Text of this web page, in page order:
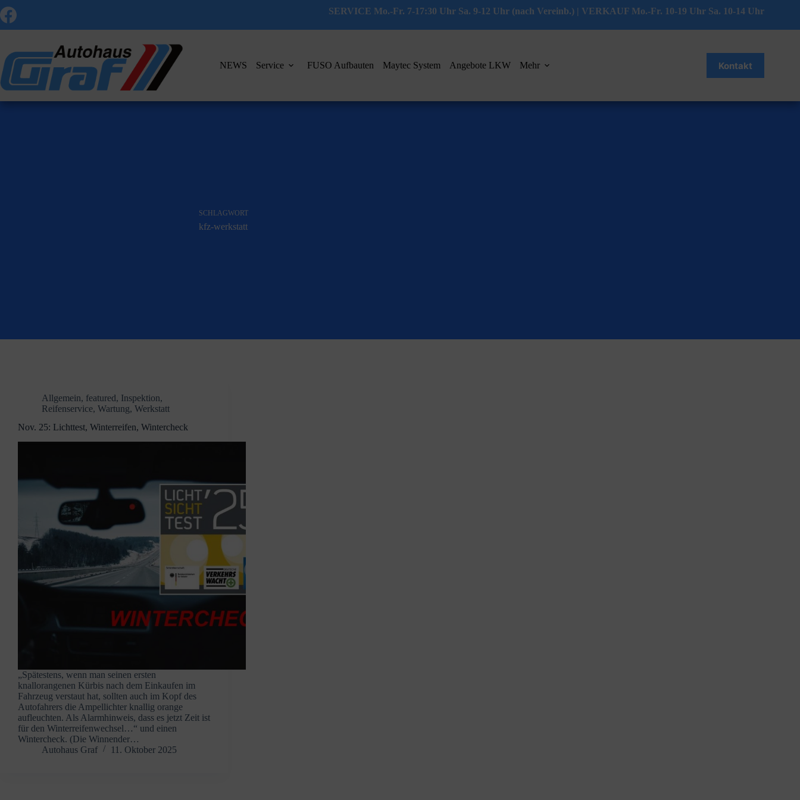
Zum
Inhalt
springen
SERVICE Mo.-Fr. 7-17:30 Uhr Sa. 9-12 Uhr (nach Vereinb.) | VERKAUF Mo.-Fr. 10-19 Uhr Sa. 10-14 Uhr
NEWS Service FUSO Aufbauten Maytec System Angebote LKW Mehr Kontakt
SCHLAGWORT
kfz-werkstatt
Allgemein, featured, Inspektion,
Reifenservice, Wartung, Werkstatt
Nov. 25: Lichttest, Winterreifen, Wintercheck
„Spätestens, wenn man seinen ersten
knallorangenen Kürbis nach dem Einkaufen im
Fahrzeug verstaut hat, sollten auch im Kopf des
Autofahrers die Ampellichter knallig orange
aufleuchten. Als Alarmhinweis, dass es jetzt Zeit ist
für den Winterreifenwechsel…“ und einen
Wintercheck. (Die Winnender…
Autohaus Graf
11. Oktober 2025